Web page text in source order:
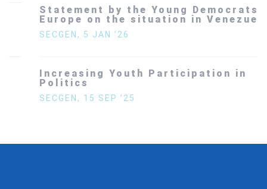
Statement by the Young Democrats for
Europe on the situation in Venezuela
SECGEN,5 JAN ’26
Increasing Youth Participation in
Politics
SECGEN,15 SEP ’25